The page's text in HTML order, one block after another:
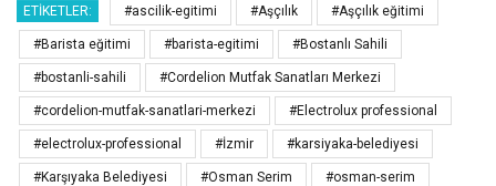
ETIKETLER: #ascilik-egitimi #Aşçılık #Aşçılık eğitimi
#Barista eğitimi #barista-egitimi #Bostanlı Sahili
#bostanli-sahili #Cordelion Mutfak Sanatları Merkezi
#cordelion-mutfak-sanatlari-merkezi #Electrolux professional
#electrolux-professional #İzmir #karsiyaka-belediyesi
#Karşıyaka Belediyesi #Osman Serim #osman-serim